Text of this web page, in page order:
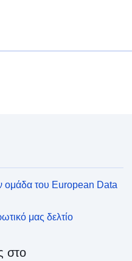
ομάδα του European Data
μας δελτίο
στο